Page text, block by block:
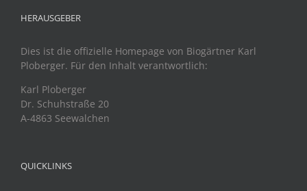
HERAUSGEBER
Dies ist die offizielle Homepage von Biogärtner Karl
Ploberger. Für den Inhalt verantwortlich:
Karl Ploberger
Dr. Schuhstraße 20
A-4863 Seewalchen
QUICKLINKS